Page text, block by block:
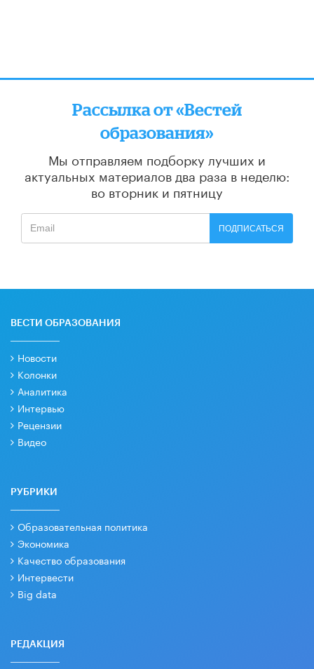
Рассылка от «Вестей
образования»
Мы отправляем подборку лучших и
актуальных материалов два раза в неделю:
во вторник и пятницу
ПОДПИСАТЬСЯ
ВЕСТИ ОБРАЗОВАНИЯ
Новости
Колонки
Аналитика
Интервью
Рецензии
Видео
РУБРИКИ
Образовательная политика
Экономика
Качество образования
Интервести
Big data
РЕДАКЦИЯ